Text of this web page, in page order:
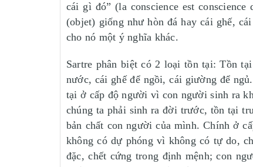
cái gì đó” (la conscience est
(objet) giống như hòn đá hay cái ghế,
cho nó một ý nghĩa khác.
Sartre phân biệt có 2 loại tồn tại: Tồn
nước, cái ghế để ngồi, cái giường để
tại ở cấp độ người vì con người sinh ra
chúng ta phải sinh ra đời trước, tồn tại
bản chất con người của mình. Chính ở
không có dự phóng vì không có tự do,
đặc, chết cứng trong định mệnh; con